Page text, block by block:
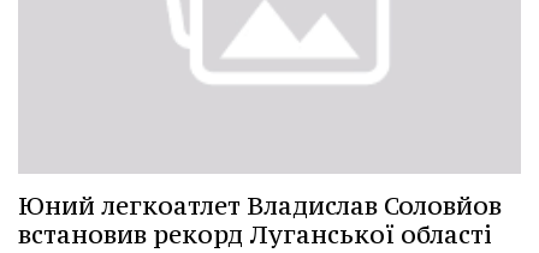
Юний легкоатлет Владислав Соловйов
встановив рекорд Луганської області